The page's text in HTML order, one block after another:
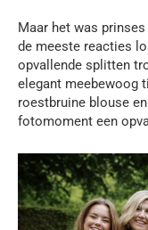
Maar het was
de meeste reacties
opvallende splitten
elegant meebewoog
roestbruine blouse
fotomoment een